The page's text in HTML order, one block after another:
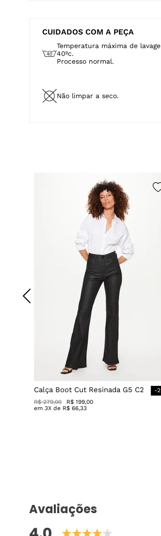
CUIDADOS COM A PEÇA
Temperatura máxima de
40ºc.
Processo normal.
Não limpar a seco.
Calça Boot Cut Resinada G5 C2 -
R$ 279,00 R$ 199,00
em3X de R$ 66,33
Avaliações